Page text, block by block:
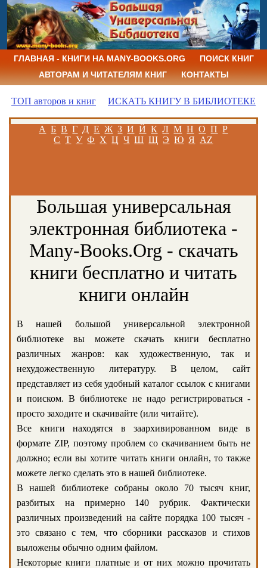
ГЛАВНАЯ - КНИГИ НА MANY-BOOKS.ORG
ПОИСК КНИГ
АВТОРАМ И ЧИТАТЕЛЯМ КНИГ
КОНТАКТЫ
ТОП авторов и книг ИСКАТЬ КНИГУ В БИБЛИОТЕКЕ
А Б В Г Д Е Ж З И Й К Л М Н О П Р
С Т У Ф Х Ц Ч Ш Щ Э Ю Я AZ
Большая универсальная
электронная библиотека -
Many-Books.Org - скачать
книги бесплатно и читать
книги онлайн
В нашей большой универсальной электронной
библиотеке вы можете скачать книги бесплатно
различных жанров: как художественную, так и
нехудожественную литературу. В целом, сайт
представляет из себя удобный каталог ссылок с книгами
и поиском. В библиотеке не надо регистрироваться -
просто заходите и скачивайте (или читайте).
Все книги находятся в заархивированном виде в
формате ZIP, поэтому проблем со скачиванием быть не
должно; если вы хотите читать книги онлайн, то также
можете легко сделать это в нашей библиотеке.
В нашей библиотеке собраны около 70 тысяч книг,
разбитых на примерно 140 рубрик. Фактически
различных произведений на сайте порядка 100 тысяч -
это связано с тем, что сборники рассказов и стихов
выложены обычно одним файлом.
Некоторые книги платные и от них можно прочитать